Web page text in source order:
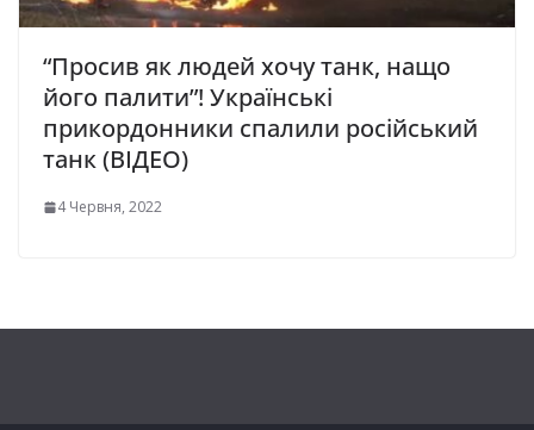
“Просив як людей хочу танк, нащо
його палити”! Українські
прикордонники спалили російський
танк (ВІДЕО)
4 Червня, 2022